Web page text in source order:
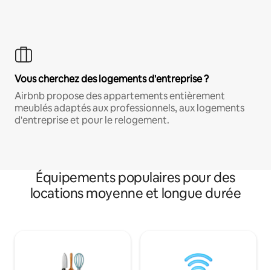
Vous cherchez des logements d'entreprise ?
Airbnb propose des appartements entièrement
meublés adaptés aux professionnels, aux logements
d'entreprise et pour le relogement.
Équipements populaires pour des
locations moyenne et longue durée